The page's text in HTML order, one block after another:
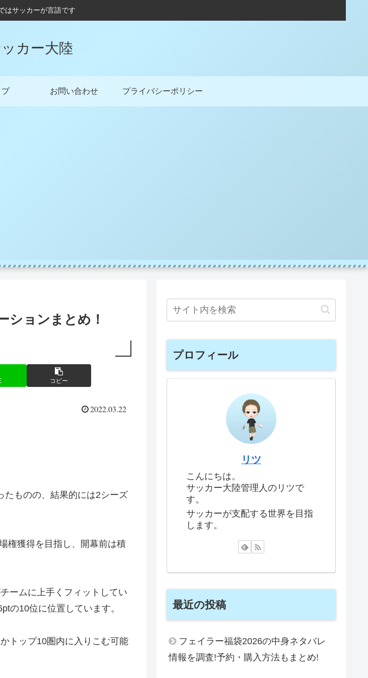
はサッカーが言語です
カー大陸
プ お問い合わせ プライバシーポリシー
ションまとめ！
コピー
2022.03.22
たものの、結果的には2シーズ
権獲得を目指し、開幕前は積
ームに上手くフィットしてい
の10位に位置しています。
トップ10圏内に入りこむ可能
プロフィール
リツ
こんにちは。
サッカー大陸管理人のリツで
す。
サッカーが支配する世界を目指
します。
最近の投稿
フェイラー福袋2026の中身ネタバレ
情報を調査!予約・購入方法もまとめ!